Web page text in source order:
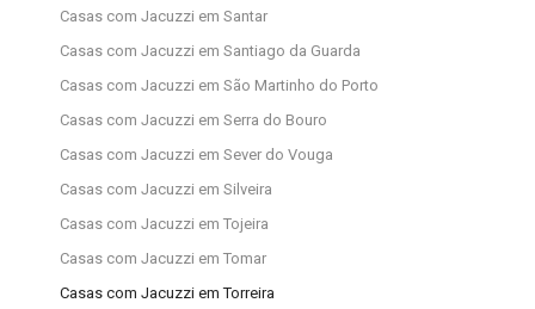
Casas com Jacuzzi em Santar
Casas com Jacuzzi em Santiago da Guarda
Casas com Jacuzzi em São Martinho do Porto
Casas com Jacuzzi em Serra do Bouro
Casas com Jacuzzi em Sever do Vouga
Casas com Jacuzzi em Silveira
Casas com Jacuzzi em Tojeira
Casas com Jacuzzi em Tomar
Casas com Jacuzzi em Torreira